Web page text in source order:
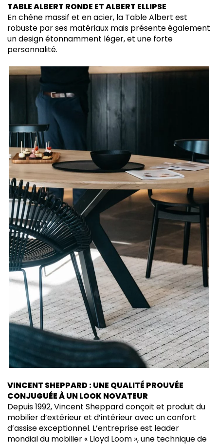
TABLE ALBERT RONDE ET ALBERT ELLIPSE
En chêne massif et en acier, la Table Albert est
robuste par ses matériaux mais présente également
un design étonnamment léger, et une forte
personnalité.
VINCENT SHEPPARD : UNE QUALITÉ PROUVÉE
CONJUGUÉE À UN LOOK NOVATEUR
Depuis 1992, Vincent Sheppard conçoit et produit du
mobilier d’extérieur et d’intérieur avec un confort
d’assise exceptionnel. L’entreprise est leader
mondial du mobilier « Lloyd Loom », une technique de